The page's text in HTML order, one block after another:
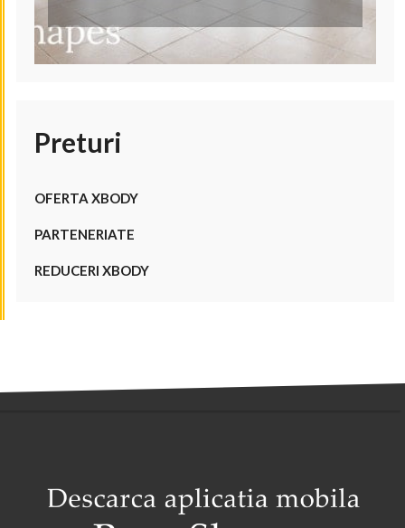
Preturi
OFERTA XBODY
PARTENERIATE
REDUCERI XBODY